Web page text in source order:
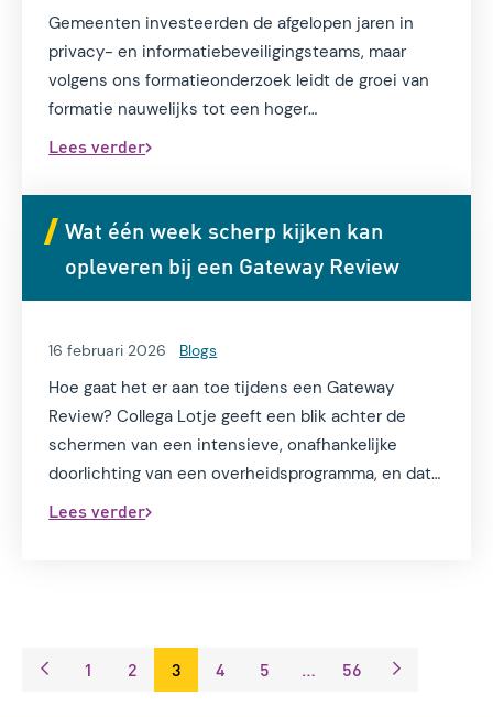
Gemeenten investeerden de afgelopen jaren in
privacy- en informatiebeveiligingsteams, maar
volgens ons formatieonderzoek leidt de groei van
formatie nauwelijks tot een hoger
volwassenheidsniveau.
Lees verder
Wat één week scherp kijken kan
opleveren bij een Gateway Review
16 februari 2026 Blogs
Hoe gaat het er aan toe tijdens een Gateway
Review? Collega Lotje geeft een blik achter de
schermen van een intensieve, onafhankelijke
doorlichting van een overheidsprogramma, en dat
binnen één week.
Lees verder
1 2 3 4 5 … 56